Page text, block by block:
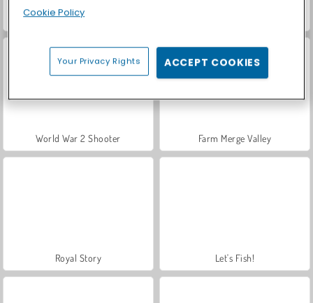
Car Parking City Duel
World War 2 Shooter Farm Merge Valley
Royal Story Let's Fish!
Cookie Policy
Your Privacy Rights ACCEPT COOKIES